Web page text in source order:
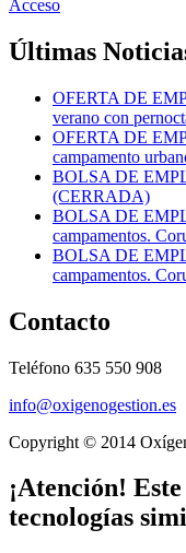
Acceso
Últimas
OFERTA DE
verano con
OFERTA DE
campamento
BOLSA DE
(CERRADA)
BOLSA DE
campamentos.
BOLSA DE
campamentos.
Contacto
Teléfono 635 550 908
info@oxigenogestion.es
Copyright © 2014
¡Atención!
tecnologías